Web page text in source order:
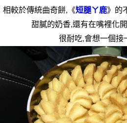
相較於傳統曲奇餅,《短腿ㄚ鹿》的
甜膩的奶香,還有在嘴裡化
很耐吃,會想一個接